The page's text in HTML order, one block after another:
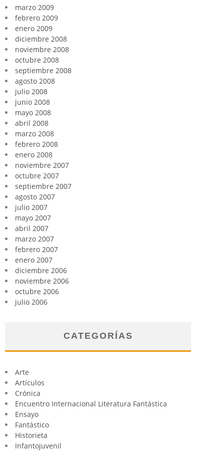
marzo 2009
febrero 2009
enero 2009
diciembre 2008
noviembre 2008
octubre 2008
septiembre 2008
agosto 2008
julio 2008
junio 2008
mayo 2008
abril 2008
marzo 2008
febrero 2008
enero 2008
noviembre 2007
octubre 2007
septiembre 2007
agosto 2007
julio 2007
mayo 2007
abril 2007
marzo 2007
febrero 2007
enero 2007
diciembre 2006
noviembre 2006
octubre 2006
julio 2006
CATEGORÍAS
Arte
Artículos
Crónica
Encuentro Internacional Literatura Fantástica
Ensayo
Fantástico
Historieta
Infantojuvenil